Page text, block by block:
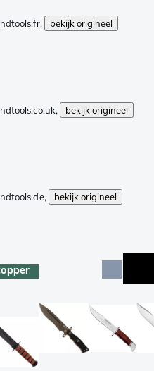
bekijk origineel
bekijk origineel
bekijk origineel